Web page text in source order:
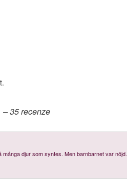
– 35recenze
djur som syntes. Men barnbarnet var